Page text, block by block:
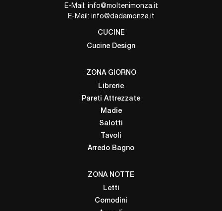
E-Mail: info@moltenimonza.it
E-Mail: info@dadamonza.it
CUCINE
Cucine Design
ZONA GIORNO
Librerie
Pareti Attrezzate
Madie
Salotti
Tavoli
Arredo Bagno
ZONA NOTTE
Letti
Comodini